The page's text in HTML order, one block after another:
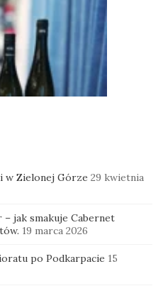
w Zielonej Górze 29 kwietnia
jak smakuje Cabernet
19 marca 2026
po Podkarpacie 15